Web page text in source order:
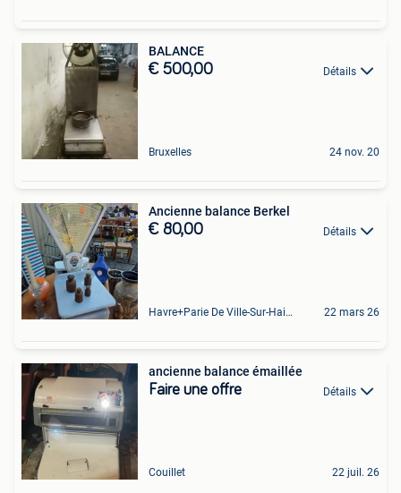
BALANCE
€ 500,00 Détails
Bruxelles 24 nov. 20
Ancienne balance Berkel
€ 80,00 Détails
Havre+Parie De Ville-Sur-Haine 22 mars 26
ancienne balance émaillée
Faire une offre Détails
Couillet 22 juil. 26